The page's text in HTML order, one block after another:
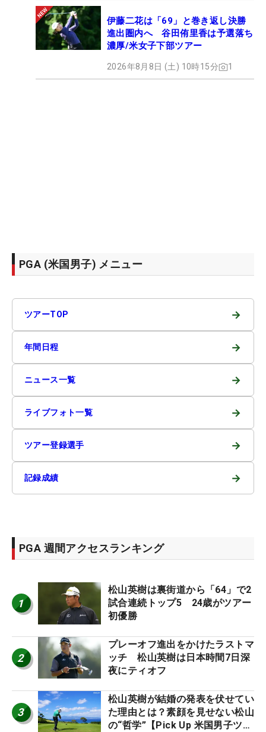
伊藤二花は「69」と巻き返し決勝
進出圏内へ 谷田侑里香は予選落ち
濃厚/米女子下部ツアー
2026年8月8日 (土) 10時15分 1
PGA (米国男子) メニュー
ツアーTOP →
年間日程 →
ニュース一覧 →
ライブフォト一覧 →
ツアー登録選手 →
記録成績 →
PGA 週間アクセスランキング
1
松山英樹は裏街道から「64」で2
試合連続トップ5 24歳がツアー
初優勝
2
プレーオフ進出をかけたラストマ
ッチ 松山英樹は日本時間7日深
夜にティオフ
3
松山英樹が結婚の発表を伏せてい
た理由とは？素顔を見せない松山
の“哲学”【Pick Up 米国男子ツア